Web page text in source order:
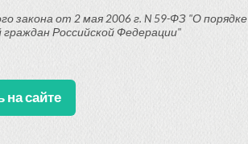
закона от 2 мая 2006 г. N 59-ФЗ "О порядке
Российской Федерации"
на сайте